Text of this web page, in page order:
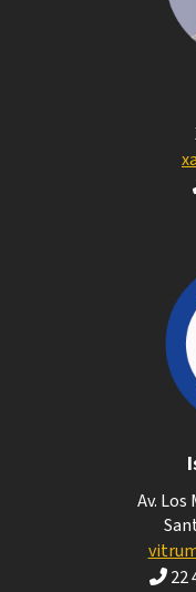
Av. Los
22